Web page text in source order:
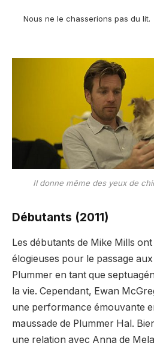
Nous ne le chasserions pas du lit.
Il donne même des yeux de
Débutants (2011)
Les débutants de Mike Mills
élogieuses pour le passage
Plummer en tant que
la vie. Cependant, Ewan
une performance émouvante
maussade de Plummer Hal.
une relation avec Anna de